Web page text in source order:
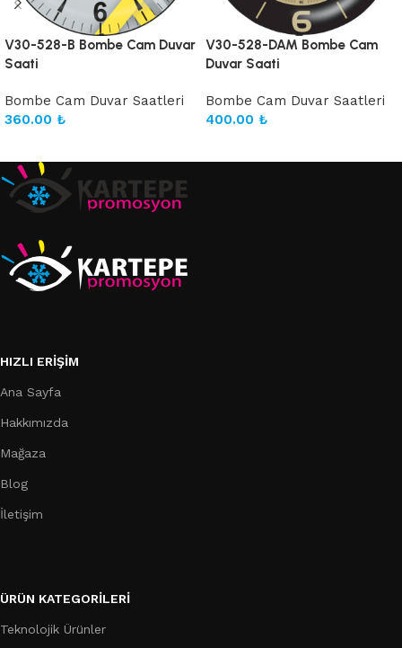
V30-528-B Bombe Cam Duvar
Saati
Bombe Cam Duvar Saatleri
360.00 ₺
V30-528-DAM Bombe Cam
Duvar Saati
Bombe Cam Duvar Saatleri
400.00 ₺
HIZLI ERIŞIM
Ana Sayfa
Hakkımızda
Mağaza
Blog
İletişim
ÜRÜN KATEGORILERI
Teknolojik Ürünler